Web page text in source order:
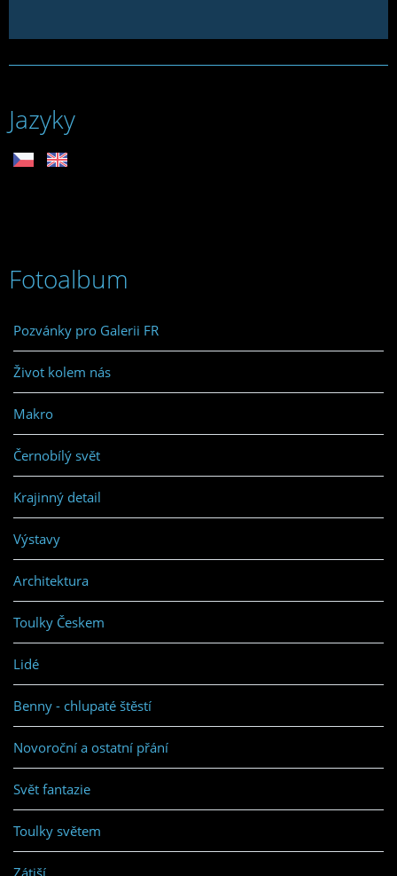
Jazyky
Fotoalbum
Pozvánky pro Galerii FR
Život kolem nás
Makro
Černobílý svět
Krajinný detail
Výstavy
Architektura
Toulky Českem
Lidé
Benny - chlupaté štěstí
Novoroční a ostatní přání
Svět fantazie
Toulky světem
Zátiší